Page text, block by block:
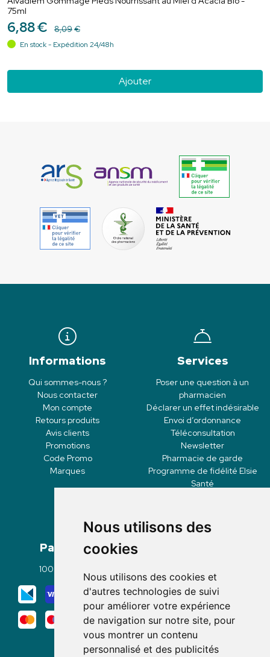
Nous utilisons des
cookies
Nous utilisons des cookies et
d'autres technologies de suivi
pour améliorer votre expérience
de navigation sur notre site, pour
vous montrer un contenu
personnalisé et des publicités
75ml
6,88€ 8,09€
En stock - Expédition 24/48h
Ajouter
Informations
Qui sommes-nous ?
Nous contacter
Mon compte
Retours produits
Avis clients
Promotions
Code Promo
Marques
Services
Poser une question à un
pharmacien
Déclarer un effet indésirable
Envoi d’ordonnance
Téléconsultation
Newsletter
Pharmacie de garde
Programme de fidélité Elsie
Santé
Paiement
100% sécurisé
Mode de livraison